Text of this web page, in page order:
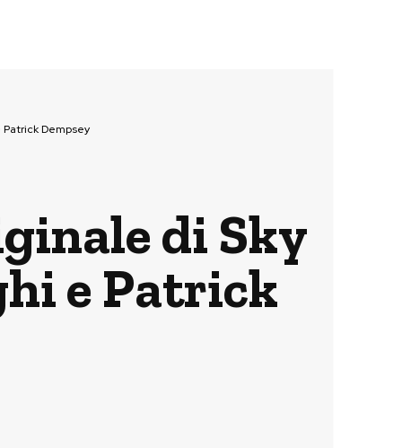
Dempsey
di Sky
e Patrick